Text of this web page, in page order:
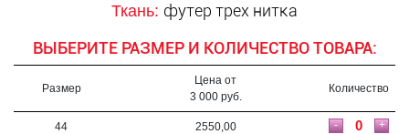
Ткань: футер трех нитка
ВЫБЕРИТЕ РАЗМЕР И КОЛИЧЕСТВО ТОВАРА:
Размер
Цена от
3 000 руб.
Количество
44 2550,00 +
-